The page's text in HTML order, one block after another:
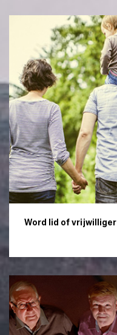
Word lid of vrijwilliger